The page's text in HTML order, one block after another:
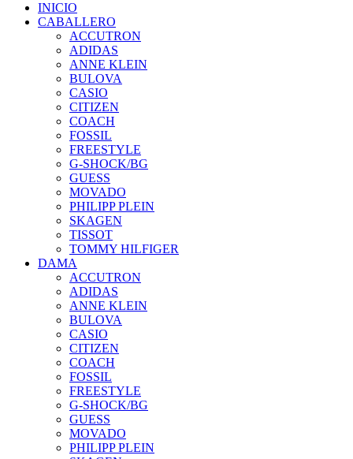
INICIO
CABALLERO
ACCUTRON
ADIDAS
ANNE KLEIN
BULOVA
CASIO
CITIZEN
COACH
FOSSIL
FREESTYLE
G-SHOCK/BG
GUESS
MOVADO
PHILIPP PLEIN
SKAGEN
TISSOT
TOMMY HILFIGER
DAMA
ACCUTRON
ADIDAS
ANNE KLEIN
BULOVA
CASIO
CITIZEN
COACH
FOSSIL
FREESTYLE
G-SHOCK/BG
GUESS
MOVADO
PHILIPP PLEIN